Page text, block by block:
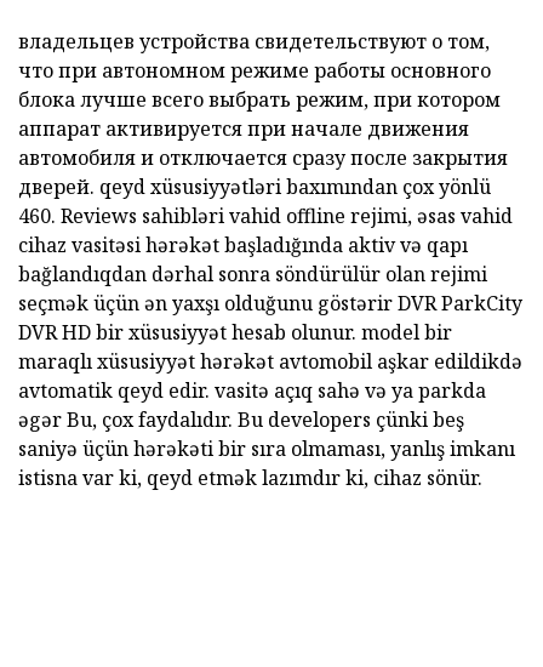
владельцев устройства свидетельствуют о том,
что при автономном режиме работы основного
блока лучше всего выбрать режим, при котором
аппарат активируется при начале движения
автомобиля и отключается сразу после закрытия
дверей. qeyd xüsusiyyətləri baxımından çox yönlü
460. Reviews sahibləri vahid offline rejimi, əsas vahid
cihaz vasitəsi hərəkət başladığında aktiv və qapı
bağlandıqdan dərhal sonra söndürülür olan rejimi
seçmək üçün ən yaxşı olduğunu göstərir DVRParkCity
DVR HDbir xüsusiyyət hesab olunur. model bir
maraqlı xüsusiyyət hərəkət avtomobil aşkar edildikdə
avtomatik qeyd edir. vasitə açıq sahə və ya parkda
əgər Bu, çox faydalıdır. Bu developers çünki beş
saniyə üçün hərəkəti bir sıra olmaması, yanlış imkanı
istisna var ki, qeyd etmək lazımdır ki, cihaz sönür.